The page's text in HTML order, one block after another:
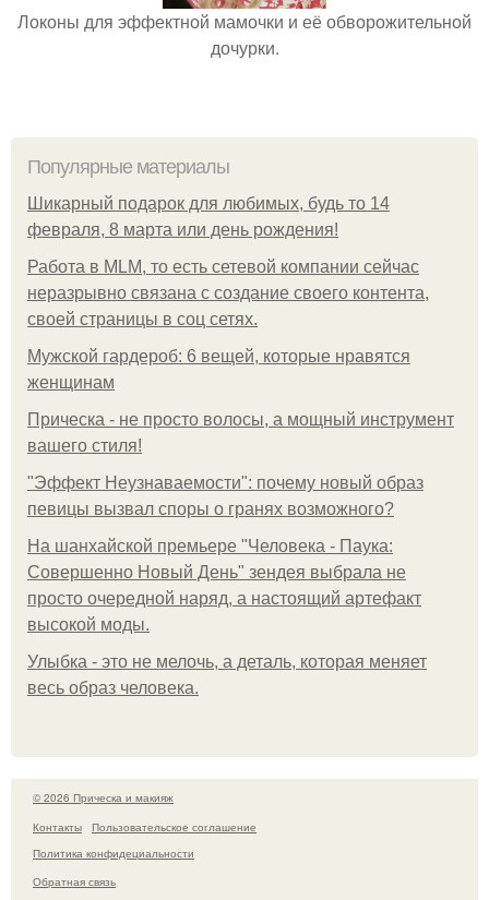
Локоны для эффектной мамочки и её обворожительной
дочурки.
Популярные материалы
Шикарный подарок для любимых, будь то 14
февраля, 8 марта или день рождения!
Работа в MLM, то есть сетевой компании сейчас
неразрывно связана с создание своего контента,
своей страницы в соц сетях.
Мужской гардероб: 6 вещей, которые нравятся
женщинам
Прическа - не просто волосы, а мощный инструмент
вашего стиля!
"Эффект Неузнаваемости": почему новый образ
певицы вызвал споры о гранях возможного?
На шанхайской премьере "Человека - Паука:
Совершенно Новый День" зендея выбрала не
просто очередной наряд, а настоящий артефакт
высокой моды.
Улыбка - это не мелочь, а деталь, которая меняет
весь образ человека.
© 2026 Прическа и макияж
Контакты
Пользовательское соглашение
Политика конфидециальности
Обратная связь